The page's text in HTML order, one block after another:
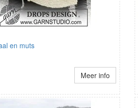
en muts
Meer info